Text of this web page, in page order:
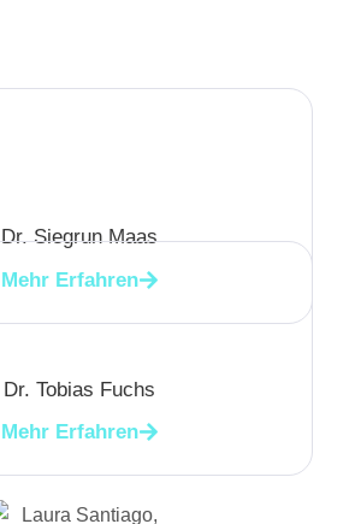
Dr. Siegrun Maas
Mehr Erfahren
Dr. Tobias Fuchs
Mehr Erfahren